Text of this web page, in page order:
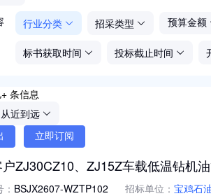
行业分类 招采类型 预算金额
标书获取时间 投标截止时间
条信息
近到远
立即订阅
ZJ30CZ10、ZJ15Z车载低温钻机
BSJX2607-WZTP102 招标单位： 宝鸡石